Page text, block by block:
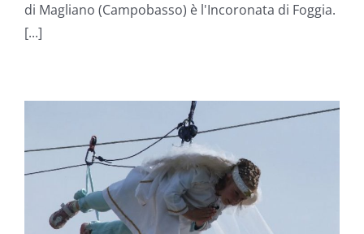
di Magliano (Campobasso) è l'Incoronata di Foggia.
[...]